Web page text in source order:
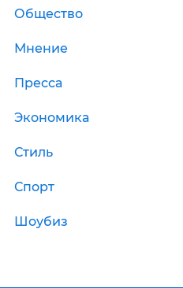
Общество
Мнение
Пресса
Экономика
Стиль
Спорт
Шоубиз